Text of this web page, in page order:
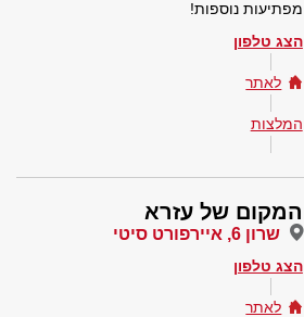
מפתיעות נוספות!
הצג טלפון
לאתר
המלצות
המקום של עזרא
שרון 6, איירפורט סיטי
הצג טלפון
לאתר